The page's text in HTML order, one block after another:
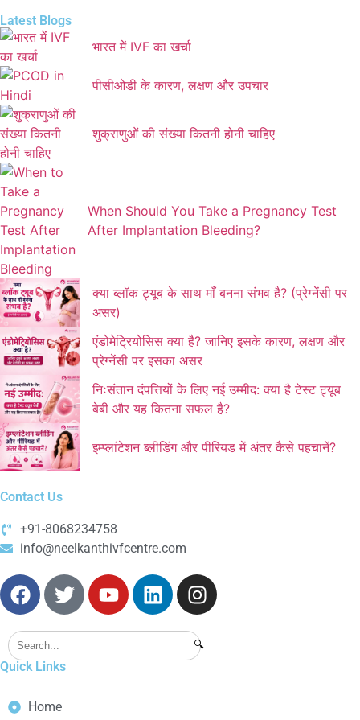
Latest Blogs
भारत में IVF का खर्चा
पीसीओडी के कारण, लक्षण और उपचार
शुक्राणुओं की संख्या कितनी होनी चाहिए
When Should You Take a Pregnancy Test
After Implantation Bleeding?
क्या ब्लॉक ट्यूब के साथ माँ बनना संभव है? (प्रेग्नेंसी पर
असर)
एंडोमेट्रियोसिस क्या है? जानिए इसके कारण, लक्षण और
प्रेग्नेंसी पर इसका असर
निःसंतान दंपत्तियों के लिए नई उम्मीद: क्या है टेस्ट ट्यूब
बेबी और यह कितना सफल है?
इम्प्लांटेशन ब्लीडिंग और पीरियड में अंतर कैसे पहचानें?
Contact Us
+91-8068234758
info@neelkanthivfcentre.com
🔍
Quick Links
Home